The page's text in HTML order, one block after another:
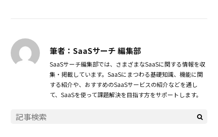
筆者：SaaSサーチ 編集部
SaaSサーチ編集部では、さまざまなSaaSに関する情報を収
集・掲載しています。SaaSにまつわる基礎知識、機能に関
する紹介や、おすすめのSaaSサービスの紹介などを通し
て、SaaSを使って課題解決を目指す方をサポートします。